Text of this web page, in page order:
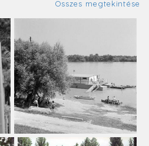
Összes megtekintése